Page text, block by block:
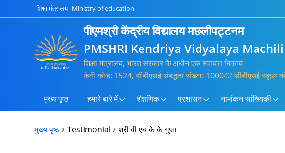
शिक्षा मंत्रालय Ministry of education
पीएमश्री केंद्रीय विद्यालय मछलीपट्टनम
PMSHRI Kendriya Vidyalaya
शिक्षा मंत्रालय, भारत सरकार के अधीन एक स्वायत्त निकाय
केवी कोड: 1524, सीबीएसई संबद्धता संख्या: 100042 सीबीएसई
मुख्य पृष्ठ हमारे बारे में शैक्षणिक प्रशासन नामांकन सांख्यिकी
मुख्य पृष्ठ Testimonial श्री वी एच के के गुप्ता